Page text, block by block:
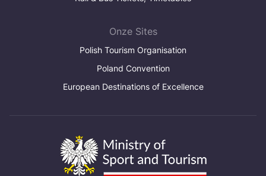
Onze Sites
Polish Tourism Organisation
Poland Convention
European Destinations of Excellence